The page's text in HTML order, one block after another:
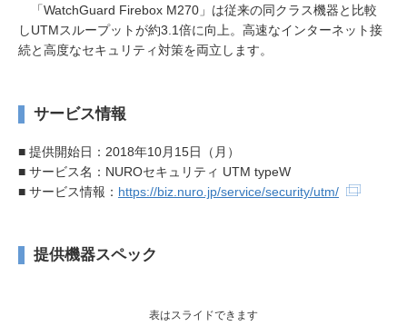
「WatchGuard Firebox M270」は従来の同クラス機器と比較
しUTMスループットが約3.1倍に向上。高速なインターネット接
続と高度なセキュリティ対策を両立します。
サービス情報
■ 提供開始日：2018年10月15日（月）
■ サービス名：NUROセキュリティ UTM typeW
■ サービス情報： https://biz.nuro.jp/service/security/utm/
提供機器スペック
表はスライドできます